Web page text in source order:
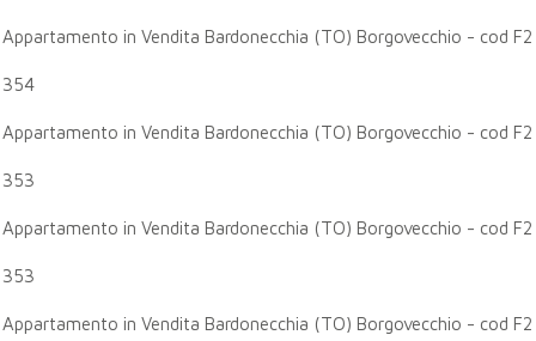
Appartamento in Vendita Bardonecchia (TO) Borgovecchio - cod F2
354
Appartamento in Vendita Bardonecchia (TO) Borgovecchio - cod F2
353
Appartamento in Vendita Bardonecchia (TO) Borgovecchio - cod F2
353
Appartamento in Vendita Bardonecchia (TO) Borgovecchio - cod F2